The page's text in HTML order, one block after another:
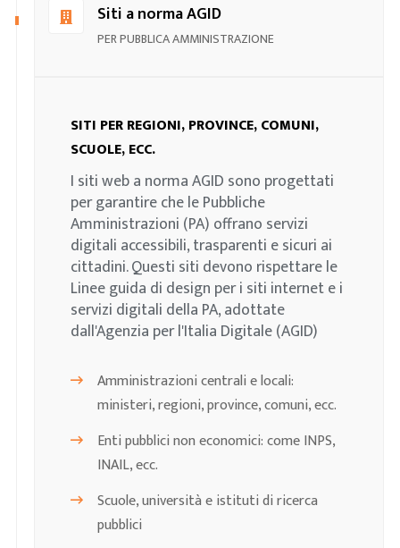
Siti a norma AGID
PER PUBBLICA AMMINISTRAZIONE
SITI PER REGIONI, PROVINCE, COMUNI,
SCUOLE, ECC.
I siti web a norma AGID sono progettati
per garantire che le Pubbliche
Amministrazioni (PA) offrano servizi
digitali accessibili, trasparenti e sicuri ai
cittadini. Questi siti devono rispettare le
Linee guida di design per i siti internet e i
servizi digitali della PA, adottate
dall'Agenzia per l'Italia Digitale (AGID)
Amministrazioni centrali e locali:
ministeri, regioni, province, comuni, ecc.
Enti pubblici non economici: come INPS,
INAIL, ecc.
Scuole, università e istituti di ricerca
pubblici